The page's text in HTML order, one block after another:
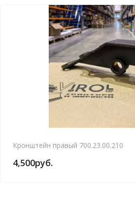
Кронштейн правый 700.23.00.210
4,500руб.